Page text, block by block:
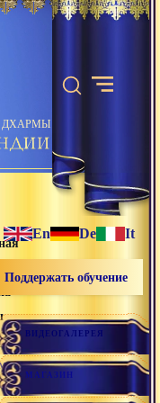
ДХАРМЫ
/
En De It
Поддержать обучение
ВИДЕОГАЛЕРЕЯ
МАГАЗИН